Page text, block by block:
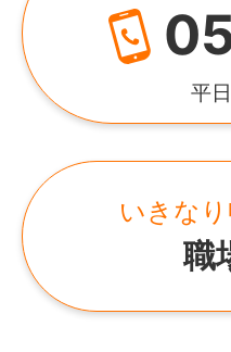
年齢制限
〜64歳(定年制
http://
山口県山陽小
事業所
・デリカ本部工
山口県山陽小
・中川店
平
いきな
職